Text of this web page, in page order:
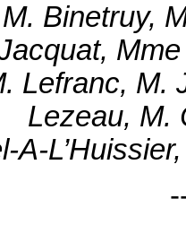
Binetruy,
Lefranc, M.
Lezeau, M.
A-